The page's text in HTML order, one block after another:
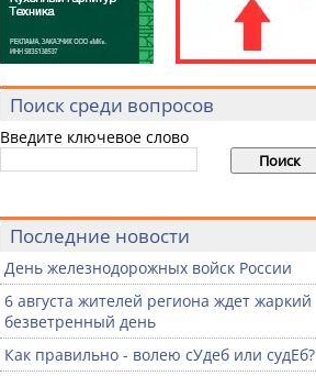
Поиск среди вопросов
Введите ключевое слово
Последние новости
День железнодорожных войск России
6 августа жителей региона ждет жаркий
безветренный день
Как правильно - волею сУдеб или судЕб?